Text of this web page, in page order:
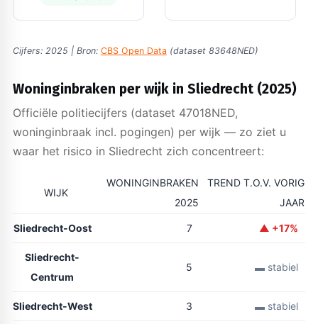
Cijfers: 2025 | Bron: CBS Open Data (dataset 83648NED)
Woninginbraken per wijk in Sliedrecht (2025)
Officiële politiecijfers (dataset 47018NED,
woninginbraak incl. pogingen) per wijk — zo ziet u
waar het risico in Sliedrecht zich concentreert:
WIJK
WONINGINBRAKEN
2025
TREND T.O.V. VORIG
JAAR
Sliedrecht-Oost 7 ▲ +17%
Sliedrecht-
Centrum
5 ▬ stabiel
Sliedrecht-West 3 ▬ stabiel